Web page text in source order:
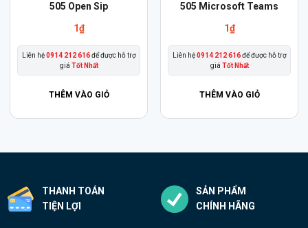
505 Open Sip
1₫
Liên hệ0914 212 616để được hỗ trợ
giá Tốt Nhất
THÊM VÀO GIỎ
505 Microsoft Teams
1₫
Liên hệ0914 212 616để được hỗ trợ
giá Tốt Nhất
THÊM VÀO GIỎ
THANH TOÁN
TIỆN LỢI
SẢN PHẨM
CHÍNH HÃNG